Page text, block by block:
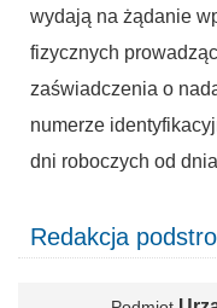
wydają na żądanie
fizycznych
zaświadczenia o
numerze
dni roboczych od
Redakcja